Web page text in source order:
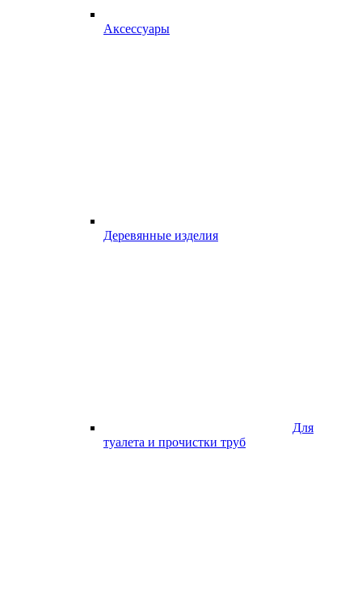
Аксессуары
Деревянные изделия
Для
туалета и прочистки труб